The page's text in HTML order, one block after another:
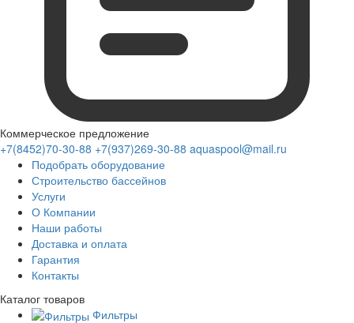
Коммерческое предложение
+7(8452)70-30-88 +7(937)269-30-88 aquaspool@mail.ru
Подобрать оборудование
Строительство бассейнов
Услуги
О Компании
Наши работы
Доставка и оплата
Гарантия
Контакты
Каталог товаров
Фильтры